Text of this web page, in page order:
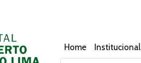
Home Institucional